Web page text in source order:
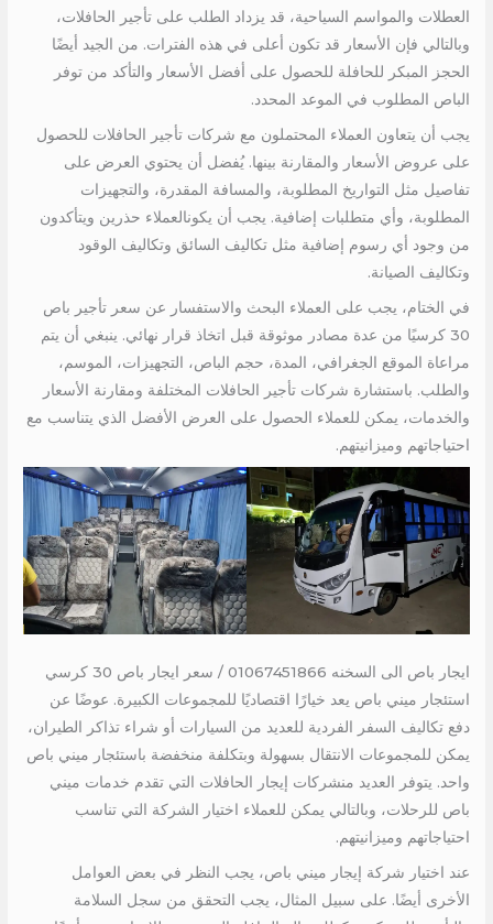
العطلات والمواسم السياحية، قد يزداد الطلب على تأجير الحافلات،
وبالتالي فإن الأسعار قد تكون أعلى في هذه الفترات. من الجيد أيضًا
الحجز المبكر للحافلة للحصول على أفضل الأسعار والتأكد من توفر
الباص المطلوب في الموعد المحدد.
يجب أن يتعاون العملاء المحتملون مع شركات تأجير الحافلات للحصول
على عروض الأسعار والمقارنة بينها. يُفضل أن يحتوي العرض على
تفاصيل مثل التواريخ المطلوبة، والمسافة المقدرة، والتجهيزات
المطلوبة، وأي متطلبات إضافية. يجب أن يكونالعملاء حذرين ويتأكدون
من وجود أي رسوم إضافية مثل تكاليف السائق وتكاليف الوقود
وتكاليف الصيانة.
في الختام، يجب على العملاء البحث والاستفسار عن سعر تأجير باص
30 كرسيًا من عدة مصادر موثوقة قبل اتخاذ قرار نهائي. ينبغي أن يتم
مراعاة الموقع الجغرافي، المدة، حجم الباص، التجهيزات، الموسم،
والطلب. باستشارة شركات تأجير الحافلات المختلفة ومقارنة الأسعار
والخدمات، يمكن للعملاء الحصول على العرض الأفضل الذي يتناسب مع
احتياجاتهم وميزانيتهم.
ايجار باص الى السخنه 01067451866 / سعر ايجار باص 30 كرسي
استئجار ميني باص يعد خيارًا اقتصاديًا للمجموعات الكبيرة. عوضًا عن
دفع تكاليف السفر الفردية للعديد من السيارات أو شراء تذاكر الطيران،
يمكن للمجموعات الانتقال بسهولة وبتكلفة منخفضة باستئجار ميني باص
واحد. يتوفر العديد منشركات إيجار الحافلات التي تقدم خدمات ميني
باص للرحلات، وبالتالي يمكن للعملاء اختيار الشركة التي تناسب
احتياجاتهم وميزانيتهم.
عند اختيار شركة إيجار ميني باص، يجب النظر في بعض العوامل
الأخرى أيضًا. على سبيل المثال، يجب التحقق من سجل السلامة